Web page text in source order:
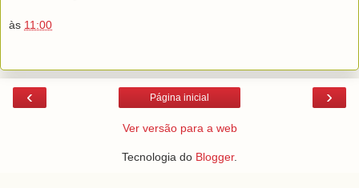
às 11:00
‹ ›
Página inicial
Ver versão para a web
Tecnologia do Blogger.